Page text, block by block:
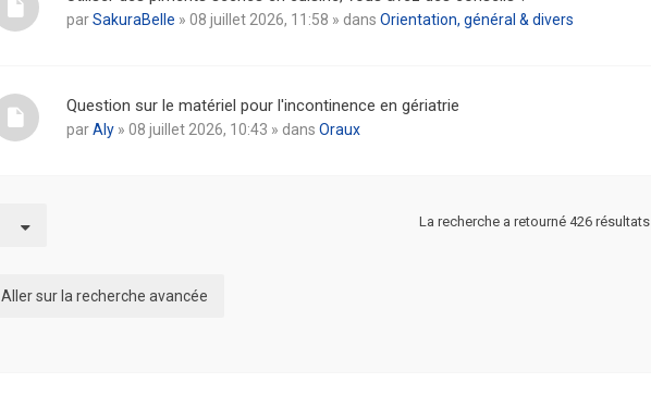
parSakuraBelle » 08 juillet 2026, 11:58 » dans Orientation, général & divers
Question sur le matériel pour l'incontinence en gériatrie
parAly » 08 juillet 2026, 10:43 » dans Oraux
La recherche a retourné 426 résultats
Aller sur la recherche avancée